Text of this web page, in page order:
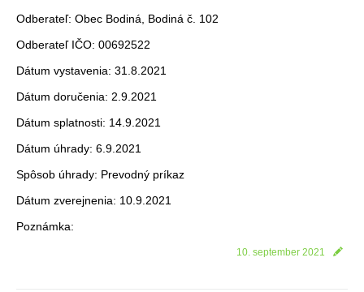
Odberateľ: Obec Bodiná, Bodiná č. 102
Odberateľ IČO: 00692522
Dátum vystavenia: 31.8.2021
Dátum doručenia: 2.9.2021
Dátum splatnosti: 14.9.2021
Dátum úhrady: 6.9.2021
Spôsob úhrady: Prevodný príkaz
Dátum zverejnenia: 10.9.2021
Poznámka:
10. september 2021